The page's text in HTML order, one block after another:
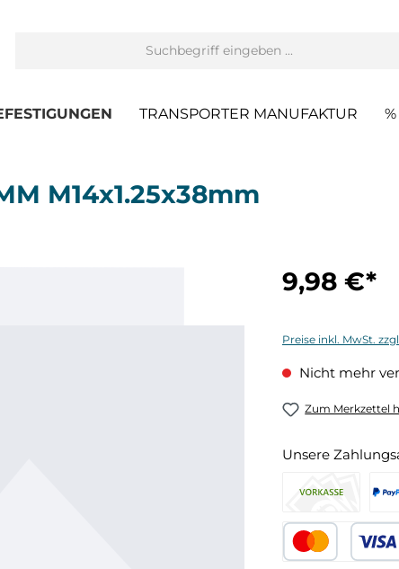
TRANSPORTER MANUFAKTUR
M14x1.25x38mm
9,98 €*
Preise inkl. MwSt.
Nicht mehr
Zum Merkzettel
Unsere